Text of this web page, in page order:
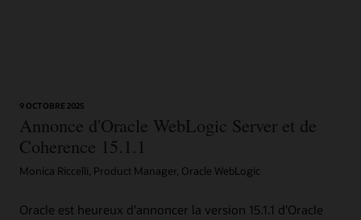
9 OCTOBRE 2025
Annonce d'Oracle WebLogic Server et de
Coherence 15.1.1
Monica Riccelli, Product Manager, Oracle WebLogic
Oracle est heureux d'annoncer la version 15.1.1 d'Oracle